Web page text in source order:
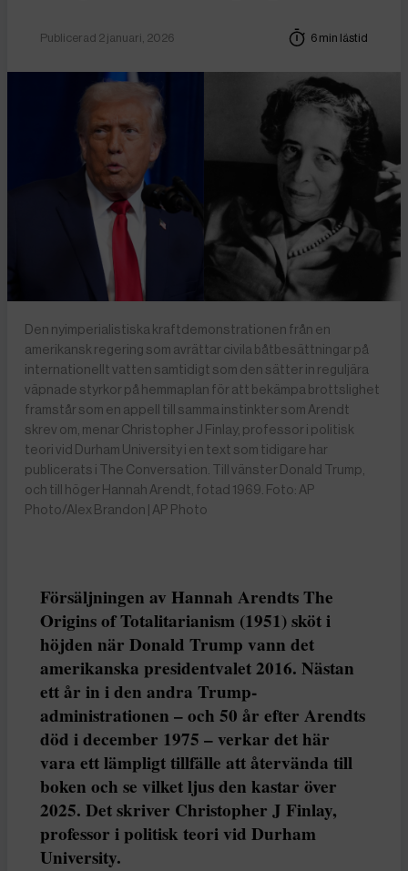
Publicerad 2 januari, 2026 6 min lästid
Den nyimperialistiska kraftdemonstrationen från en
amerikansk regering som avrättar civila båtbesättningar på
internationellt vatten samtidigt som den sätter in reguljära
väpnade styrkor på hemmaplan för att bekämpa brottslighet
framstår som en appell till samma instinkter som Arendt
skrev om, menar Christopher J Finlay, professor i politisk
teori vid Durham University i en text som tidigare har
publicerats i The Conversation. Till vänster Donald Trump,
och till höger Hannah Arendt, fotad 1969. Foto: AP
Photo/Alex Brandon | AP Photo
Försäljningen av Hannah Arendts The
Origins of Totalitarianism (1951) sköt i
höjden när Donald Trump vann det
amerikanska presidentvalet 2016. Nästan
ett år in i den andra Trump-
administrationen – och 50 år efter Arendts
död i december 1975 – verkar det här
vara ett lämpligt tillfälle att återvända till
boken och se vilket ljus den kastar över
2025. Det skriver Christopher J Finlay,
professor i politisk teori vid Durham
University.